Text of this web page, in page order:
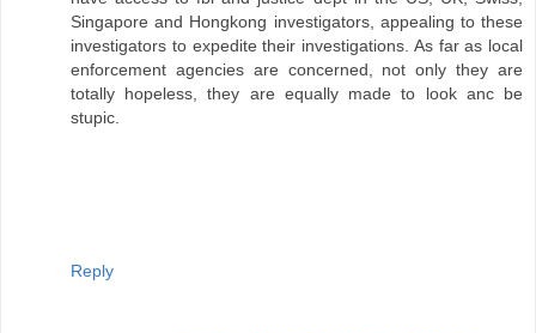
Singapore and Hongkong investigators, appealing to these
investigators to expedite their investigations. As far as local
enforcement agencies are concerned, not only they are
totally hopeless, they are equally made to look anc be
stupic.
Reply